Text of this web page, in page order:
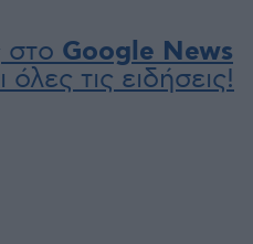
στο Google News
τις ειδήσεις!